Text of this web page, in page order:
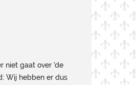
niet gaat over ‘de
Wij hebben er dus